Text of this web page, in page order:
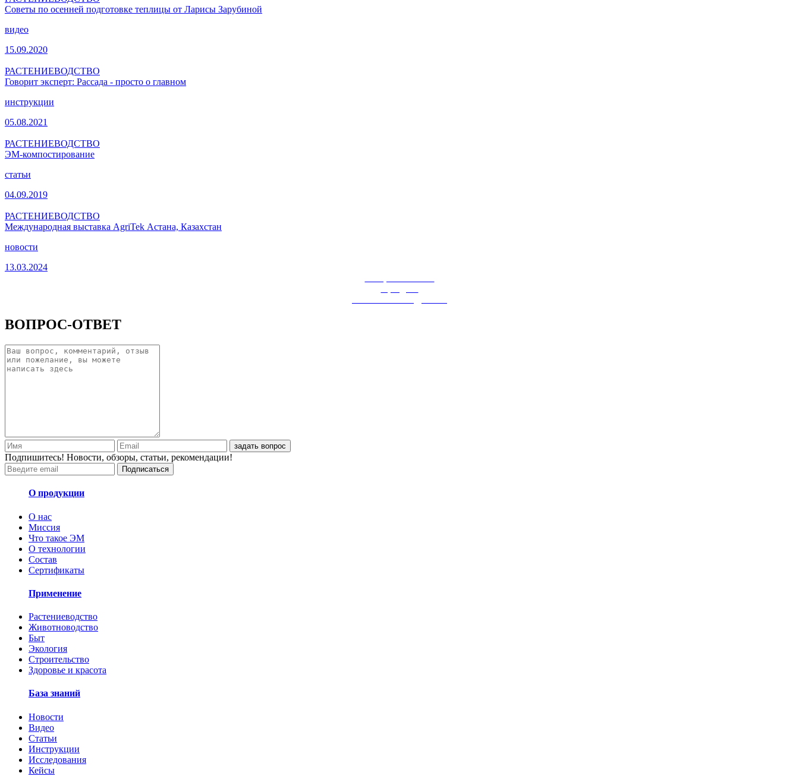
Советы по осенней подготовке теплицы от Ларисы Зарубиной
видео
15.09.2020
РАСТЕНИЕВОДСТВО
Говорит эксперт: Рассада - просто о главном
инструкции
05.08.2021
РАСТЕНИЕВОДСТВО
ЭМ-компостирование
статьи
04.09.2019
РАСТЕНИЕВОДСТВО
Международная выставка AgriTek Астана, Казахстан
новости
13.03.2024
ВОПРОС-ОТВЕТ
задать вопрос
Подпишитесь! Новости, обзоры, статьи, рекомендации!
Подписаться
О продукции
О нас
Миссия
Что такое ЭМ
О технологии
Состав
Сертификаты
Применение
Растениеводство
Животноводство
Быт
Экология
Строительство
Здоровье и красота
База знаний
Новости
Видео
Статьи
Инструкции
Исследования
Кейсы